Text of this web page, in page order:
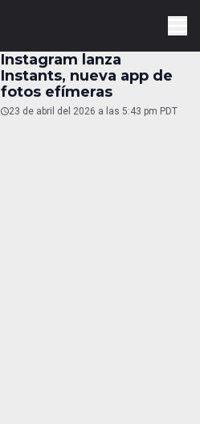
Instagram lanza
Instants, nueva app de
fotos efímeras
23 de abril del 2026 a las 5:43 pm PDT